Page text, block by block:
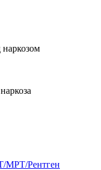
МРТ/Рентген